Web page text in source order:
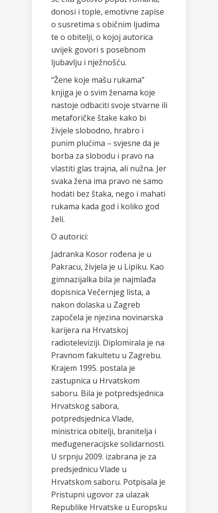
donosi i tople, emotivne zapise
o susretima s običnim ljudima
te o obitelji, o kojoj autorica
uvijek govori s posebnom
ljubavlju i nježnošću.
“Žene koje mašu rukama”
knjiga je o svim ženama koje
nastoje odbaciti svoje stvarne ili
metaforičke štake kako bi
živjele slobodno, hrabro i
punim plućima – svjesne da je
borba za slobodu i pravo na
vlastiti glas trajna, ali nužna. Jer
svaka žena ima pravo ne samo
hodati bez štaka, nego i mahati
rukama kada god i koliko god
želi.
O autorici:
Jadranka Kosor rođena je u
Pakracu, živjela je u Lipiku. Kao
gimnazijalka bila je najmlađa
dopisnica Večernjeg lista, a
nakon dolaska u Zagreb
započela je njezina novinarska
karijera na Hrvatskoj
radioteleviziji. Diplomirala je na
Pravnom fakultetu u Zagrebu.
Krajem 1995. postala je
zastupnica u Hrvatskom
saboru. Bila je potpredsjednica
Hrvatskog sabora,
potpredsjednica Vlade,
ministrica obitelji, branitelja i
međugeneracijske solidarnosti.
U srpnju 2009. izabrana je za
predsjednicu Vlade u
Hrvatskom saboru. Potpisala je
Pristupni ugovor za ulazak
Republike Hrvatske u Europsku